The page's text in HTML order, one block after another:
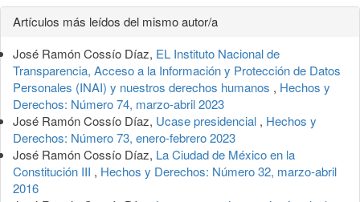
Detalles
del
artículo
Artículos más leídos del mismo autor/a
José Ramón Cossío Díaz, EL Instituto Nacional de
Transparencia, Acceso a la Información y Protección de Datos
Personales (INAI) y nuestros derechos humanos , Hechos y
Derechos: Número 74, marzo-abril 2023
José Ramón Cossío Díaz, Ucase presidencial , Hechos y
Derechos: Número 73, enero-febrero 2023
José Ramón Cossío Díaz, La Ciudad de México en la
Constitución III , Hechos y Derechos: Número 32, marzo-abril
2016